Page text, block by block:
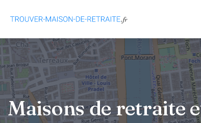
Maisons de retraite